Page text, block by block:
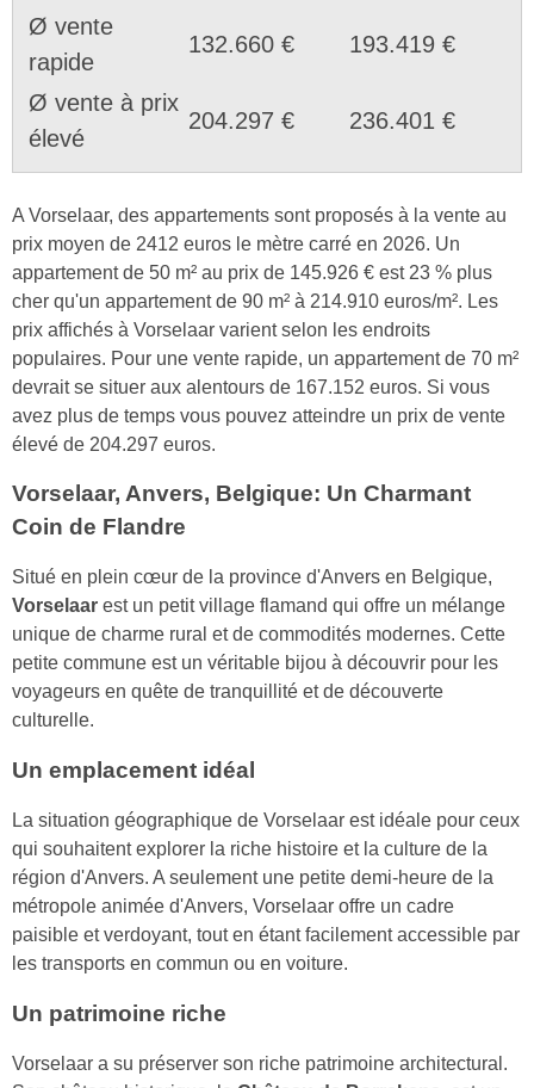
Ø vente
rapide
132.660 € 193.419 €
Ø vente à prix
élevé
204.297 € 236.401 €
A Vorselaar, des appartements sont proposés à la vente au
prix moyen de 2412 euros le mètre carré en 2026. Un
appartement de 50 m² au prix de 145.926 € est 23 % plus
cher qu'un appartement de 90 m² à 214.910 euros/m². Les
prix affichés à Vorselaar varient selon les endroits
populaires. Pour une vente rapide, un appartement de 70 m²
devrait se situer aux alentours de 167.152 euros. Si vous
avez plus de temps vous pouvez atteindre un prix de vente
élevé de 204.297 euros.
Vorselaar, Anvers, Belgique: Un Charmant
Coin de Flandre
Situé en plein cœur de la province d'Anvers en Belgique,
Vorselaar est un petit village flamand qui offre un mélange
unique de charme rural et de commodités modernes. Cette
petite commune est un véritable bijou à découvrir pour les
voyageurs en quête de tranquillité et de découverte
culturelle.
Un emplacement idéal
La situation géographique de Vorselaar est idéale pour ceux
qui souhaitent explorer la riche histoire et la culture de la
région d'Anvers. A seulement une petite demi-heure de la
métropole animée d'Anvers, Vorselaar offre un cadre
paisible et verdoyant, tout en étant facilement accessible par
les transports en commun ou en voiture.
Un patrimoine riche
Vorselaar a su préserver son riche patrimoine architectural.